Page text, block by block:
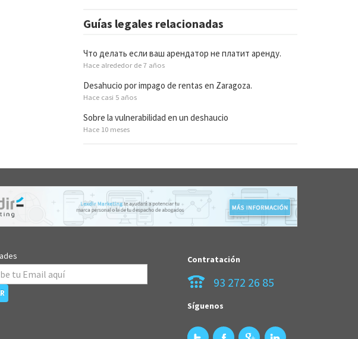
Guías legales relacionadas
Что делать если ваш арендатор не платит аренду.
Hace alrededor de 7 años
Desahucio por impago de rentas en Zaragoza.
Hace casi 5 años
Sobre la vulnerabilidad en un deshaucio
Hace 10 meses
Contratación
93 272 26 85
Síguenos